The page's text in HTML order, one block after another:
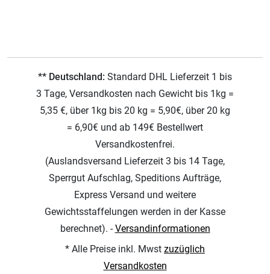
** Deutschland: Standard DHL Lieferzeit 1 bis
3 Tage, Versandkosten nach Gewicht bis 1kg =
5,35 €, über 1kg bis 20 kg = 5,90€, über 20 kg
= 6,90€ und ab 149€ Bestellwert
Versandkostenfrei.
(Auslandsversand Lieferzeit 3 bis 14 Tage,
Sperrgut Aufschlag, Speditions Aufträge,
Express Versand und weitere
Gewichtsstaffelungen werden in der Kasse
berechnet). -Versandinformationen
* Alle Preise inkl. Mwst zuzüglich
Versandkosten